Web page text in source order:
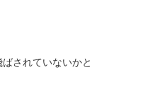
されていないかと